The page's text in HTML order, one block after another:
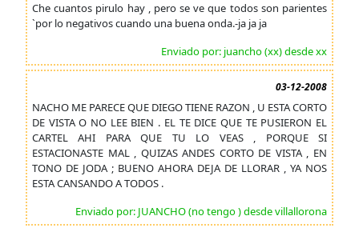
Che cuantos pirulo hay , pero se ve que todos son parientes
`por lo negativos cuando una buena onda.-ja ja ja
Enviado por: juancho (xx) desde xx
03-12-2008
NACHO ME PARECE QUE DIEGO TIENE RAZON , U ESTA CORTO
DE VISTA O NO LEE BIEN . EL TE DICE QUE TE PUSIERON EL
CARTEL AHI PARA QUE TU LO VEAS , PORQUE SI
ESTACIONASTE MAL , QUIZAS ANDES CORTO DE VISTA , EN
TONO DE JODA ; BUENO AHORA DEJA DE LLORAR , YA NOS
ESTA CANSANDO A TODOS .
Enviado por: JUANCHO (no tengo ) desde villallorona